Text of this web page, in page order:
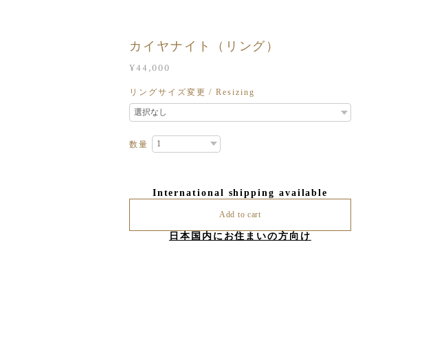
カイヤナイト（リング）
¥44,000
リングサイズ変更 / Resizing
数量
International shipping available
Add to cart
日本国内にお住まいの方向け